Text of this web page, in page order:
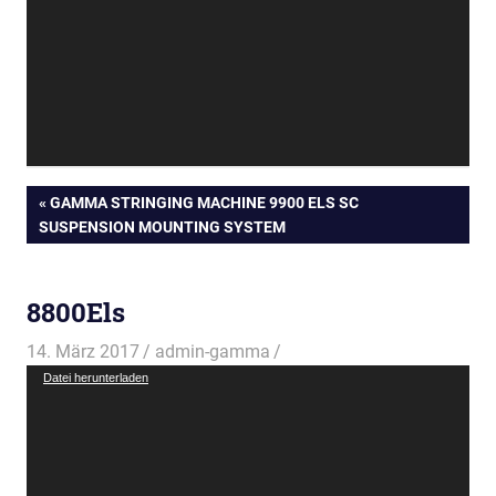
Beitragsnavigation
VORHERIGER
BEITRAG:
GAMMA STRINGING MACHINE 9900 ELS SC
SUSPENSION MOUNTING SYSTEM
8800Els
14. März 2017 admin-gamma
Video-
Datei herunterladen